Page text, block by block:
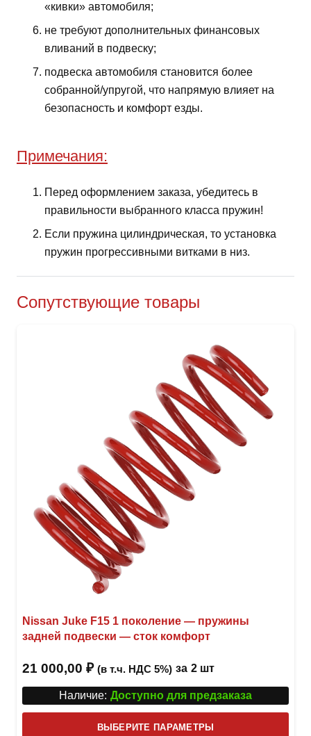
«кивки» автомобиля;
не требуют дополнительных финансовых
вливаний в подвеску;
подвеска автомобиля становится более
собранной/упругой, что напрямую влияет на
безопасность и комфорт езды.
Примечания:
Перед оформлением заказа, убедитесь в
правильности выбранного класса пружин!
Если пружина цилиндрическая, то установка
пружин прогрессивными витками в низ.
Сопутствующие товары
Nissan Juke F15 1 поколение — пружины
задней подвески — сток комфорт
21 000,00 ₽ (в т.ч. НДС 5%) за 2 шт
Наличие: Доступно для предзаказа
ВЫБЕРИТЕ ПАРАМЕТРЫ